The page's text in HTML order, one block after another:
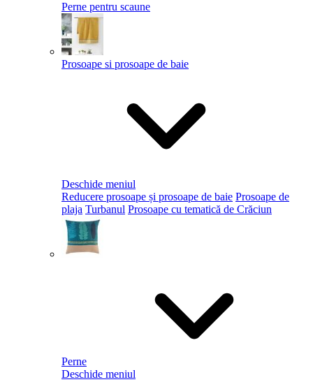
Perne pentru scaune
Prosoape si prosoape de baie
Deschide meniul
Reducere prosoape și prosoape de baie Prosoape de
plaja Turbanul Prosoape cu tematică de Crăciun
Perne
Deschide meniul